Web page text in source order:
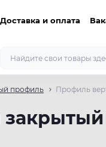
Доставка и оплата
профиль Профиль